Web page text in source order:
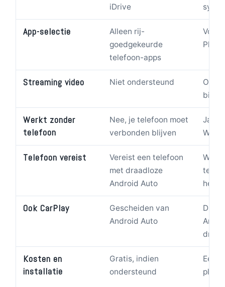
iDrive
App-selectie
Alleen rij-
goedgekeurde
telefoon-apps
Play
Streaming video Niet ondersteund
bij
Werkt zonder
telefoon
Nee, je telefoon moet
verbonden blijven
Ja,
Wi-Fi
Telefoon vereist
Vereist een telefoon
met draadloze
Android Auto
Ook CarPlay
Gescheiden van
Android Auto
Kosten en
installatie
Gratis, indien
ondersteund
plug-